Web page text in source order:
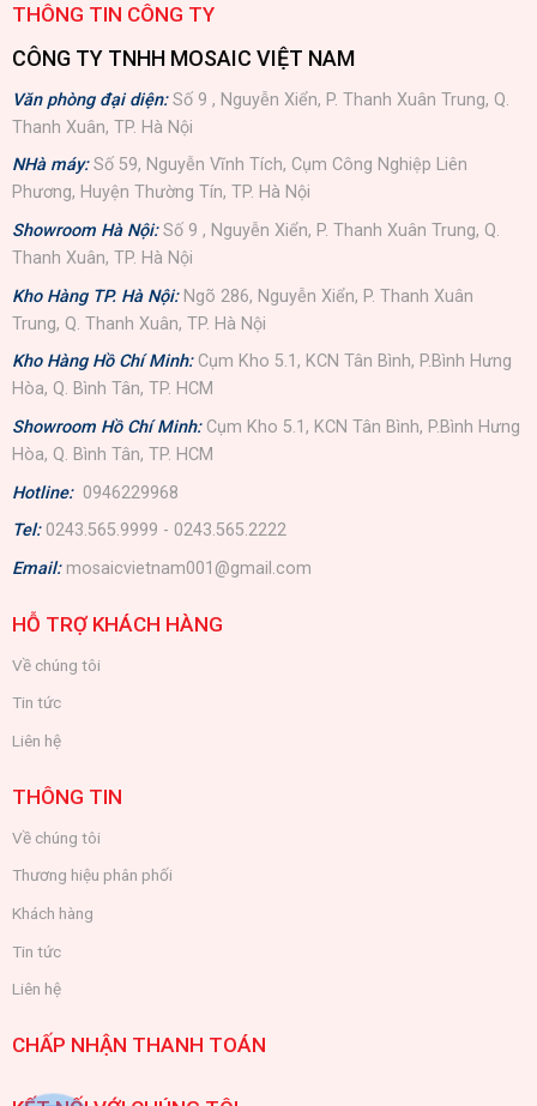
THÔNG TIN CÔNG TY
CÔNG TY TNHH MOSAIC VIỆT NAM
Văn phòng đại diện:Số 9 , Nguyễn Xiển, P. Thanh Xuân Trung, Q.
Thanh Xuân, TP. Hà Nội
NHà máy: Số 59, Nguyễn Vĩnh Tích, Cụm Công Nghiệp Liên
Phương, Huyện Thường Tín, TP. Hà Nội
Showroom Hà Nội: Số 9 , Nguyễn Xiển, P. Thanh Xuân Trung, Q.
Thanh Xuân, TP. Hà Nội
Kho Hàng TP. Hà Nội: Ngõ 286, Nguyễn Xiển, P. Thanh Xuân
Trung, Q. Thanh Xuân, TP. Hà Nội
Kho Hàng Hồ Chí Minh: Cụm Kho 5.1, KCN Tân Bình, P.Bình Hưng
Hòa, Q. Bình Tân, TP. HCM
Showroom Hồ Chí Minh: Cụm Kho 5.1, KCN Tân Bình, P.Bình Hưng
Hòa, Q. Bình Tân, TP. HCM
Hotline: 0946229968
Tel: 0243.565.9999 - 0243.565.2222
Email: mosaicvietnam001@gmail.com
HỖ TRỢ KHÁCH HÀNG
Về chúng tôi
Tin tức
Liên hệ
THÔNG TIN
Về chúng tôi
Thương hiệu phân phối
Khách hàng
Tin tức
Liên hệ
CHẤP NHẬN THANH TOÁN